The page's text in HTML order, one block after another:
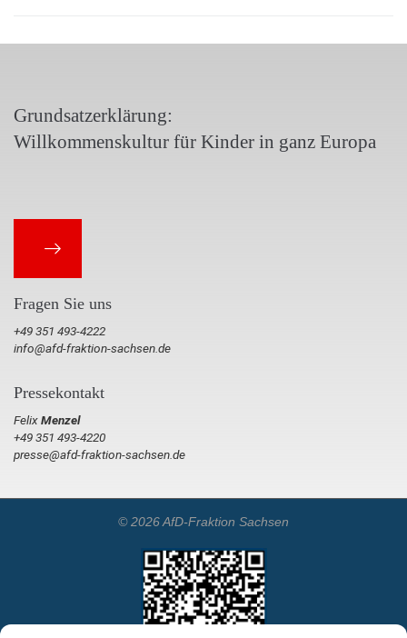
Grundsatzerklärung:
Willkommenskultur für Kinder in ganz Europa
Fragen Sie uns
+49 351 493-4222
info@afd-fraktion-sachsen.de
Pressekontakt
FelixMenzel
+49 351 493-4220
presse@afd-fraktion-sachsen.de
© 2026 AfD-Fraktion Sachsen